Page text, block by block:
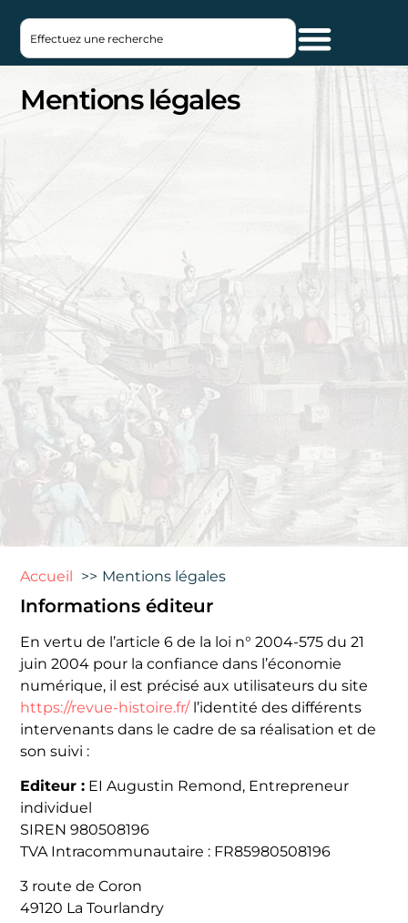
Mentions légales
Accueil Mentions légales
Informations éditeur
En vertu de l’article 6 de la loi n° 2004-575 du 21
juin 2004 pour la confiance dans l’économie
numérique, il est précisé aux utilisateurs du site
https://revue-histoire.fr/l’identité des différents
intervenants dans le cadre de sa réalisation et de
son suivi :
Editeur : EI Augustin Remond, Entrepreneur
individuel
SIREN 980508196
TVA Intracommunautaire : FR85980508196
3 route de Coron
49120 La Tourlandry